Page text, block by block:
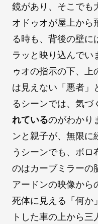
鏡があり、そこでも
オドゥオが屋上から
る時も、背後の壁に
ラッと映り込んでい
ゥオの指示の下、上
は見えない「悪者」
るシーンでは、気づ
れているのがわかり
ンと親子が、無限に
うシーンでも、ボロ
のはカーブミラーの
アードンの映像から
死体に見える「何か
トした車の上から三